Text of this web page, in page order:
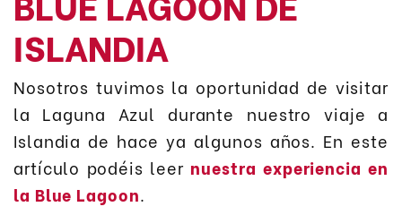
ISLANDIA
Nosotros tuvimos la oportunidad de visitar
la Laguna Azul durante nuestro viaje a
Islandia de hace ya algunos años. En este
artículo podéis leer nuestra experiencia en
la Blue Lagoon.